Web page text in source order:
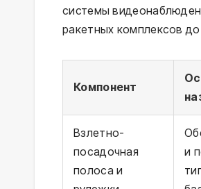
системы
ракетных комплексов
Компонент
Взлетно-
посадочная
полоса и
и